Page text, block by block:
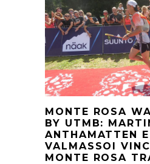
MONTE ROSA
BY UTMB:
ANTHAMATTEN
VALMASSOI
MONTE ROSA